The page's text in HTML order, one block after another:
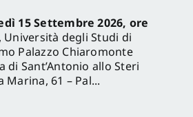
15 Settembre 2026, ore
Università degli Studi di
Palazzo Chiaromonte
di Sant’Antonio allo Steri
Marina, 61 – Pal...